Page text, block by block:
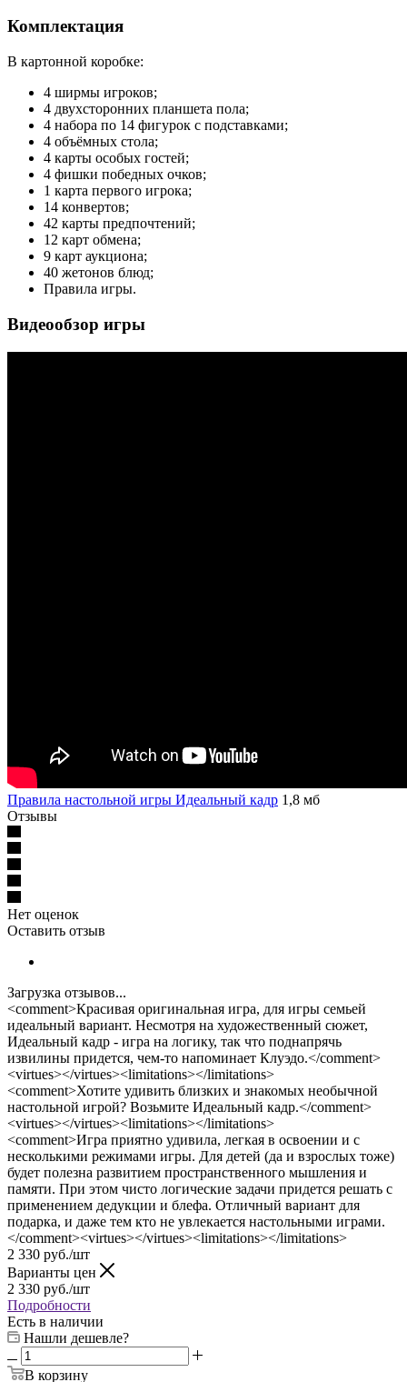
Комплектация
В картонной коробке:
4 ширмы игроков;
4 двухсторонних планшета пола;
4 набора по 14 фигурок с подставками;
4 объёмных стола;
4 карты особых гостей;
4 фишки победных очков;
1 карта первого игрока;
14 конвертов;
42 карты предпочтений;
12 карт обмена;
9 карт аукциона;
40 жетонов блюд;
Правила игры.
Видеообзор игры
Правила настольной игры Идеальный кадр 1,8 мб
Отзывы
Нет оценок
Оставить отзыв
Загрузка отзывов...
<comment>Красивая оригинальная игра, для игры семьей
идеальный вариант. Несмотря на художественный сюжет,
Идеальный кадр - игра на логику, так что поднапрячь
извилины придется, чем-то напоминает Клуэдо.</comment>
<virtues></virtues><limitations></limitations>
<comment>Хотите удивить близких и знакомых необычной
настольной игрой? Возьмите Идеальный кадр.</comment>
<virtues></virtues><limitations></limitations>
<comment>Игра приятно удивила, легкая в освоении и с
несколькими режимами игры. Для детей (да и взрослых тоже)
будет полезна развитием пространственного мышления и
памяти. При этом чисто логические задачи придется решать с
применением дедукции и блефа. Отличный вариант для
подарка, и даже тем кто не увлекается настольными играми.
</comment><virtues></virtues><limitations></limitations>
2 330 руб./шт
Варианты цен
2 330 руб./шт
Подробности
Есть в наличии
Нашли дешевле?
В корзину